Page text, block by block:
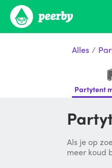
Alles /
Partytent
Als je op
meer koud